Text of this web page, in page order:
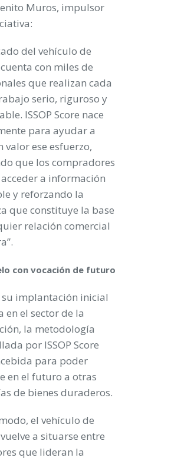
Muros, impulsor
del vehículo de
con miles de
que realizan cada
serio, riguroso y
ISSOP Score nace
para ayudar a
valor ese esfuerzo,
que los compradores
a información
y reforzando la
que constituye la base
relación comercial
con vocación de futuro
implantación inicial
en el sector de la
la metodología
por ISSOP Score
para poder
en el futuro a otras
de bienes duraderos.
el vehículo de
a situarse entre
que lideran la